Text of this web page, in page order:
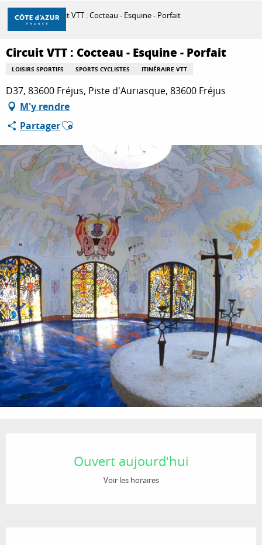
Aller
contenu
principal
DÉCOUVRIR
À FAIRE
SÉJOURNER
Accueil Circuit VTT : Cocteau - Esquine - Porfait
Circuit VTT : Cocteau - Esquine - Porfait
LOISIRS SPORTIFS SPORTS CYCLISTES ITINÉRAIRE VTT
D37, 83600 Fréjus, Piste d'Auriasque, 83600 Fréjus
M'y rendre
PartagerAjouter aux favoris
Ouvert aujourd'hui
Voir les horaires